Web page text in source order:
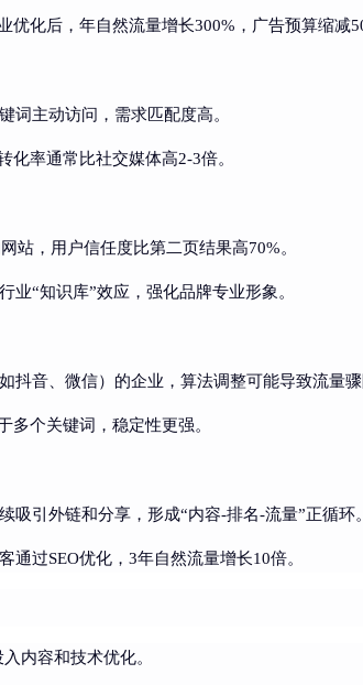
优化后，年自然流量增长300%，广告预算缩减
词主动访问，需求匹配度高。
化率通常比社交媒体高2-3倍。
站，用户信任度比第二页结果高70%。
业“知识库”效应，强化品牌专业形象。
抖音、微信）的企业，算法调整可能导致流量骤
多个关键词，稳定性更强。
吸引外链和分享，形成“内容-排名-流量”正循环。
通过SEO优化，3年自然流量增长10倍。
入内容和技术优化。